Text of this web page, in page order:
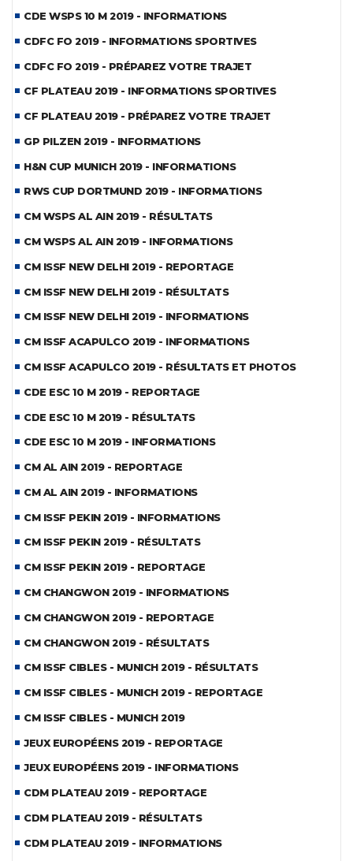
CDE WSPS 10 M 2019 - INFORMATIONS
CDFC FO 2019 - INFORMATIONS SPORTIVES
CDFC FO 2019 - PRÉPAREZ VOTRE TRAJET
CF PLATEAU 2019 - INFORMATIONS SPORTIVES
CF PLATEAU 2019 - PRÉPAREZ VOTRE TRAJET
GP PILZEN 2019 - INFORMATIONS
H&N CUP MUNICH 2019 - INFORMATIONS
RWS CUP DORTMUND 2019 - INFORMATIONS
CM WSPS AL AIN 2019 - RÉSULTATS
CM WSPS AL AIN 2019 - INFORMATIONS
CM ISSF NEW DELHI 2019 - REPORTAGE
CM ISSF NEW DELHI 2019 - RÉSULTATS
CM ISSF NEW DELHI 2019 - INFORMATIONS
CM ISSF ACAPULCO 2019 - INFORMATIONS
CM ISSF ACAPULCO 2019 - RÉSULTATS ET PHOTOS
CDE ESC 10 M 2019 - REPORTAGE
CDE ESC 10 M 2019 - RÉSULTATS
CDE ESC 10 M 2019 - INFORMATIONS
CM AL AIN 2019 - REPORTAGE
CM AL AIN 2019 - INFORMATIONS
CM ISSF PEKIN 2019 - INFORMATIONS
CM ISSF PEKIN 2019 - RÉSULTATS
CM ISSF PEKIN 2019 - REPORTAGE
CM CHANGWON 2019 - INFORMATIONS
CM CHANGWON 2019 - REPORTAGE
CM CHANGWON 2019 - RÉSULTATS
CM ISSF CIBLES - MUNICH 2019 - RÉSULTATS
CM ISSF CIBLES - MUNICH 2019 - REPORTAGE
CM ISSF CIBLES - MUNICH 2019
JEUX EUROPÉENS 2019 - REPORTAGE
JEUX EUROPÉENS 2019 - INFORMATIONS
CDM PLATEAU 2019 - REPORTAGE
CDM PLATEAU 2019 - RÉSULTATS
CDM PLATEAU 2019 - INFORMATIONS